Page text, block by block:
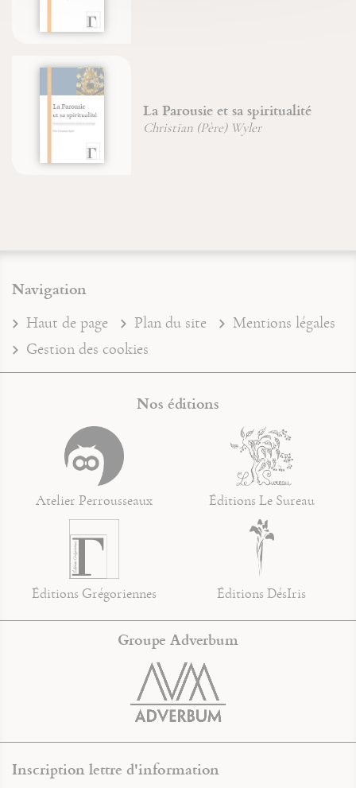
La Parousie et sa spiritualité
Christian (Père) Wyler
Navigation
Haut de page Plan du site
Mentions légales
Gestion des cookies
Nos éditions
Atelier Perrousseaux Éditions Le Sureau
Éditions Grégoriennes Éditions DésIris
Groupe Adverbum
Inscription lettre d'information